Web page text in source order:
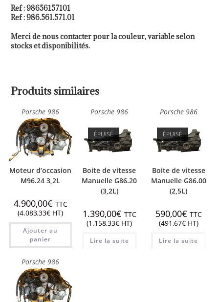
Ref : 98656157101
Ref : 986.561.571.01
Merci de nous contacter pour la couleur, variable selon
stocks et disponibilités.
Produits similaires
Porsche 986
Moteur d’occasion
M96.24 3,2L
4.900,00€ TTC
(4.083,33€ HT)
Ajouter au
panier
Porsche 986
ÉPUISÉ
Boite de vitesse
Manuelle G86.20
(3,2L)
1.390,00€ TTC
(1.158,33€ HT)
Lire la suite
Porsche 986
ÉPUISÉ
Boite de vitesse
Manuelle G86.00
(2,5L)
590,00€ TTC
(491,67€HT)
Lire la suite
Porsche 986